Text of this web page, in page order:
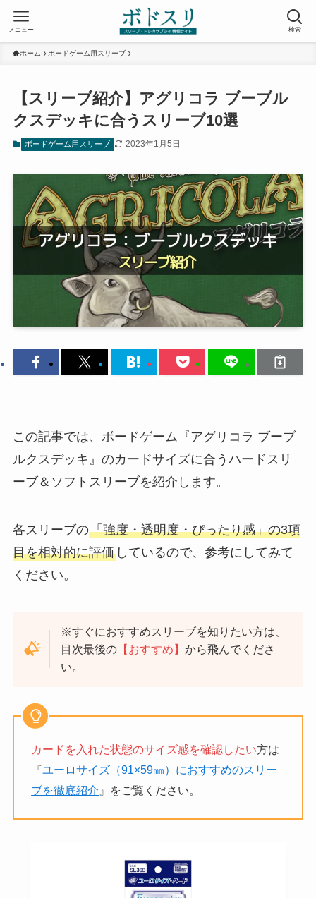
検索
メニュー
ホーム ボードゲーム用スリーブ
【スリーブ紹介】アグリコラ ブーブル
クスデッキに合うスリーブ10選
ボードゲーム用スリーブ 2023年1月5日
この記事では、ボードゲーム『アグリコラ ブーブ
ルクスデッキ』のカードサイズに合うハードスリ
ーブ＆ソフトスリーブを紹介します。
各スリーブの「強度・透明度・ぴったり感」の3項
目を相対的に評価しているので、参考にしてみて
ください。
※すぐにおすすめスリーブを知りたい方は、
目次最後の 【おすすめ】から飛んでくださ
い。
カードを入れた状態のサイズ感を確認したい方は
『ユーロサイズ（91×59㎜）におすすめのスリー
ブを徹底紹介 』をご覧ください。